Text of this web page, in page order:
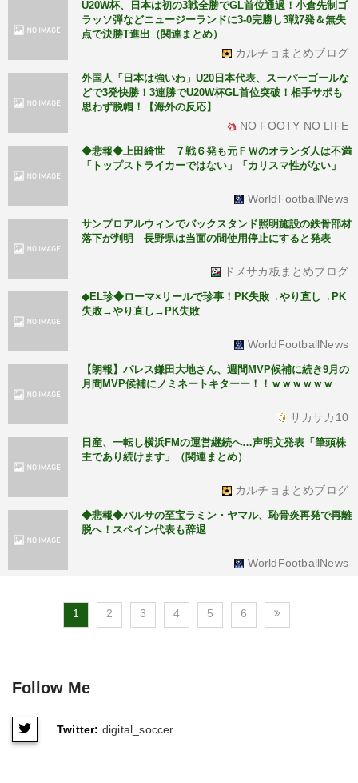
U20W杯、日本は初の3戦全勝でGL首位通過！小倉先制ゴ
ラッソ弾などニュージーランドに3-0完勝し3戦7発＆無失
点で決勝T進出（関連まとめ）
カルチョまとめブログ
外国人「日本は強いわ」U20日本代表、スーパーゴールな
どで3発快勝！3連勝でU20W杯GL首位突破！相手サポも
思わず脱帽！【海外の反応】
NO FOOTY NO LIFE
◆悲報◆上田綺世 ７戦６発も元ＦＷのオランダ人は不満
「トップストライカーではない」「カリスマ性がない」
WorldFootballNews
サンプロアルウィンでバックスタンド照明施設の鉄骨部材
落下が判明 長野県は当面の間使用停止にすると発表
ドメサカ板まとめブログ
◆EL珍◆ローマ×リールで珍事！PK失敗→やり直し→PK
失敗→やり直し→PK失敗
WorldFootballNews
【朗報】パレス鎌田大地さん、週間MVP候補に続き9月の
月間MVP候補にノミネートキターー！！ｗｗｗｗｗｗ
サカサカ10
日産、一転し横浜FMの運営継続へ…声明文発表「筆頭株
主であり続けます」（関連まとめ）
カルチョまとめブログ
◆悲報◆バルサの至宝ラミン・ヤマル、恥骨炎再発で再離
脱へ！スペイン代表も辞退
WorldFootballNews
1 2 3 4 5 6
Follow Me
Twitter: digital_soccer